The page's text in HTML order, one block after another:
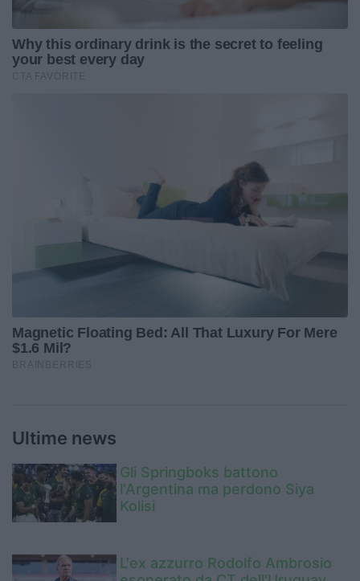
Ultime news
Gli Springboks battono
l'Argentina ma perdono Siya
Kolisi
L'ex azzurro Rodolfo Ambrosio